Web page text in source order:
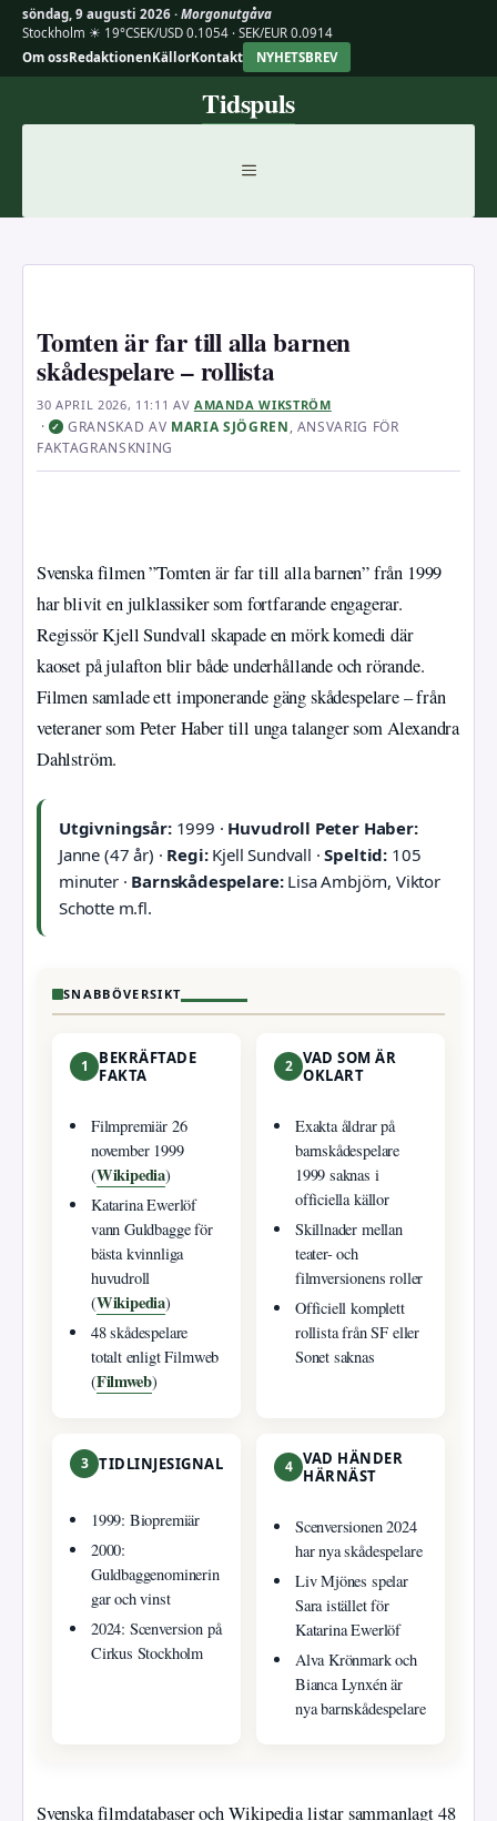
söndag, 9 augusti 2026 · Morgonutgåva
Stockholm ☀ 19°CSEK/USD 0.1054 · SEK/EUR 0.0914
Om ossRedaktionenKällorKontakt NYHETSBREV
Tidspuls
MENY
Tomten är far till alla barnen
skådespelare – rollista
30 APRIL 2026, 11:11 AV AMANDA WIKSTRÖM
· ✓ GRANSKAD AV MARIA SJÖGREN, ANSVARIG FÖR
FAKTAGRANSKNING
Svenska filmen ”Tomten är far till alla barnen” från 1999
har blivit en julklassiker som fortfarande engagerar.
Regissör Kjell Sundvall skapade en mörk komedi där
kaoset på julafton blir både underhållande och rörande.
Filmen samlade ett imponerande gäng skådespelare – från
veteraner som Peter Haber till unga talanger som Alexandra
Dahlström.
Utgivningsår:1999 · Huvudroll Peter Haber:
Janne (47 år) · Regi:Kjell Sundvall ·Speltid: 105
minuter · Barnskådespelare:Lisa Ambjörn, Viktor
Schotte m.fl.
SNABBÖVERSIKT
1
BEKRÄFTADE
FAKTA
Filmpremiär 26
november 1999
(Wikipedia)
Katarina Ewerlöf
vann Guldbagge för
bästa kvinnliga
huvudroll
(Wikipedia)
48 skådespelare
totalt enligt Filmweb
(Filmweb)
2 VAD SOM ÄR
OKLART
Exakta åldrar på
barnskådespelare
1999 saknas i
officiella källor
Skillnader mellan
teater- och
filmversionens roller
Officiell komplett
rollista från SF eller
Sonet saknas
3 TIDLINJESIGNAL
1999: Biopremiär
2000:
Guldbaggenominerin
gar och vinst
2024: Scenversion på
Cirkus Stockholm
4 VAD HÄNDER
HÄRNÄST
Scenversionen 2024
har nya skådespelare
Liv Mjönes spelar
Sara istället för
Katarina Ewerlöf
Alva Krönmark och
Bianca Lynxén är
nya barnskådespelare
Svenska filmdatabaser och Wikipedia listar sammanlagt 48